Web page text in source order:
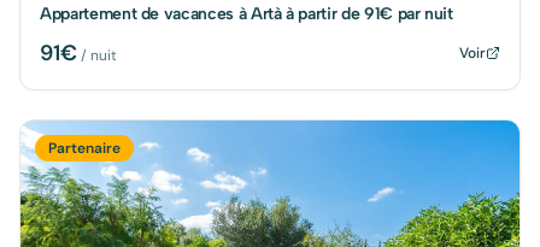
Appartement de vacances à Artà à partir de 91€ par nuit
91€/ nuit Voir
Partenaire